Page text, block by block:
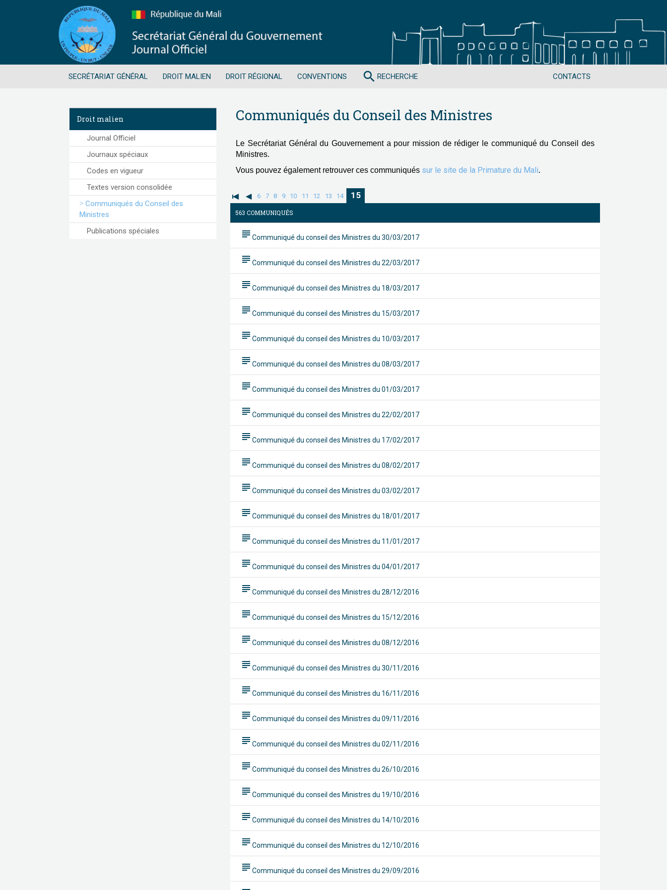
SECRÉTARIAT GÉNÉRAL DROIT MALIEN DROIT RÉGIONAL CONVENTIONS CONTACTS
search RECHERCHE
Droit malien
Journal Officiel
Journaux spéciaux
Codes en vigueur
Textes version consolidée
Communiqués du Conseil des
Ministres
Publications spéciales
Communiqués du Conseil des Ministres
Le Secrétariat Général du Gouvernement a pour mission de rédiger le communiqué du Conseil des
Ministres.
Vous pouvez également retrouver ces communiqués sur le site de la Primature du Mali.
6 7 8 9 10 11 12 13 14 15
563 COMMUNIQUÉS
subject Communiqué du conseil des Ministres du 30/03/2017
subject Communiqué du conseil des Ministres du 22/03/2017
subject Communiqué du conseil des Ministres du 18/03/2017
subject Communiqué du conseil des Ministres du 15/03/2017
subject Communiqué du conseil des Ministres du 10/03/2017
subject Communiqué du conseil des Ministres du 08/03/2017
subject Communiqué du conseil des Ministres du 01/03/2017
subject Communiqué du conseil des Ministres du 22/02/2017
subject Communiqué du conseil des Ministres du 17/02/2017
subject Communiqué du conseil des Ministres du 08/02/2017
subject Communiqué du conseil des Ministres du 03/02/2017
subject Communiqué du conseil des Ministres du 18/01/2017
subject Communiqué du conseil des Ministres du 11/01/2017
subject Communiqué du conseil des Ministres du 04/01/2017
subject Communiqué du conseil des Ministres du 28/12/2016
subject Communiqué du conseil des Ministres du 15/12/2016
subject Communiqué du conseil des Ministres du 08/12/2016
subject Communiqué du conseil des Ministres du 30/11/2016
subject Communiqué du conseil des Ministres du 16/11/2016
subject Communiqué du conseil des Ministres du 09/11/2016
subject Communiqué du conseil des Ministres du 02/11/2016
subject Communiqué du conseil des Ministres du 26/10/2016
subject Communiqué du conseil des Ministres du 19/10/2016
subject Communiqué du conseil des Ministres du 14/10/2016
subject Communiqué du conseil des Ministres du 12/10/2016
subject Communiqué du conseil des Ministres du 29/09/2016